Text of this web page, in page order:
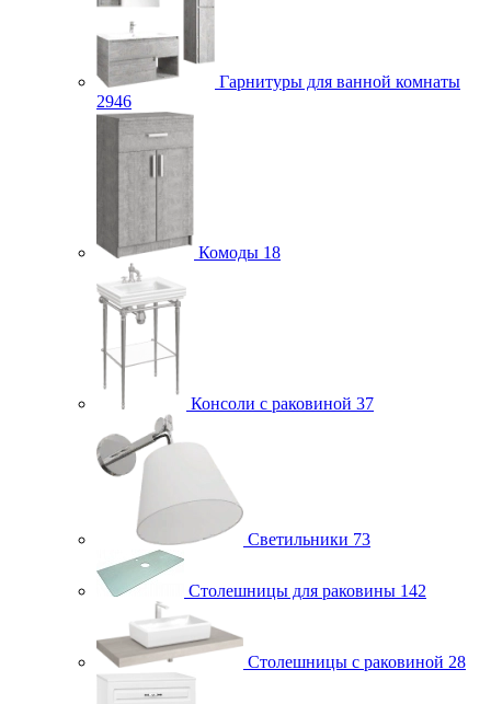
Гарнитуры для ванной комнаты
2946
Комоды 18
Консоли с раковиной 37
Светильники 73
Столешницы для раковины 142
Столешницы с раковиной 28